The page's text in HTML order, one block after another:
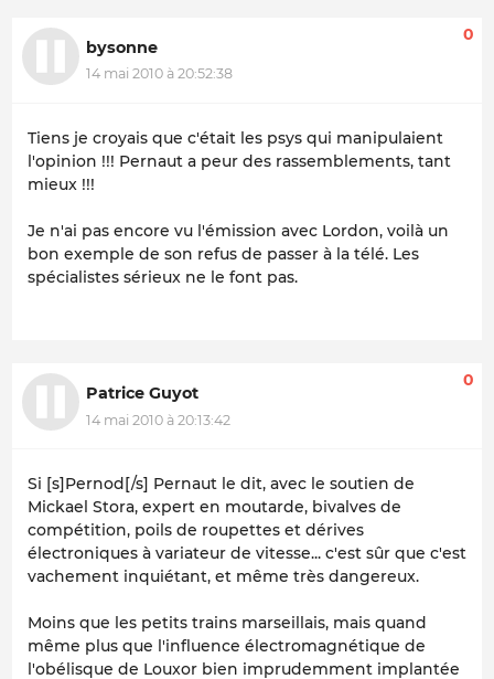
bysonne
14 mai 2010 à 20:52:38
0
Tiens je croyais que c'était les psys qui manipulaient
l'opinion !!! Pernaut a peur des rassemblements, tant
mieux !!!
Je n'ai pas encore vu l'émission avec Lordon, voilà un
bon exemple de son refus de passer à la télé. Les
spécialistes sérieux ne le font pas.
Patrice Guyot
14 mai 2010 à 20:13:42
0
Si [s]Pernod[/s] Pernaut le dit, avec le soutien de
Mickael Stora, expert en moutarde, bivalves de
compétition, poils de roupettes et dérives
électroniques à variateur de vitesse... c'est sûr que c'est
vachement inquiétant, et même très dangereux.
Moins que les petits trains marseillais, mais quand
même plus que l'influence électromagnétique de
l'obélisque de Louxor bien imprudemment implantée